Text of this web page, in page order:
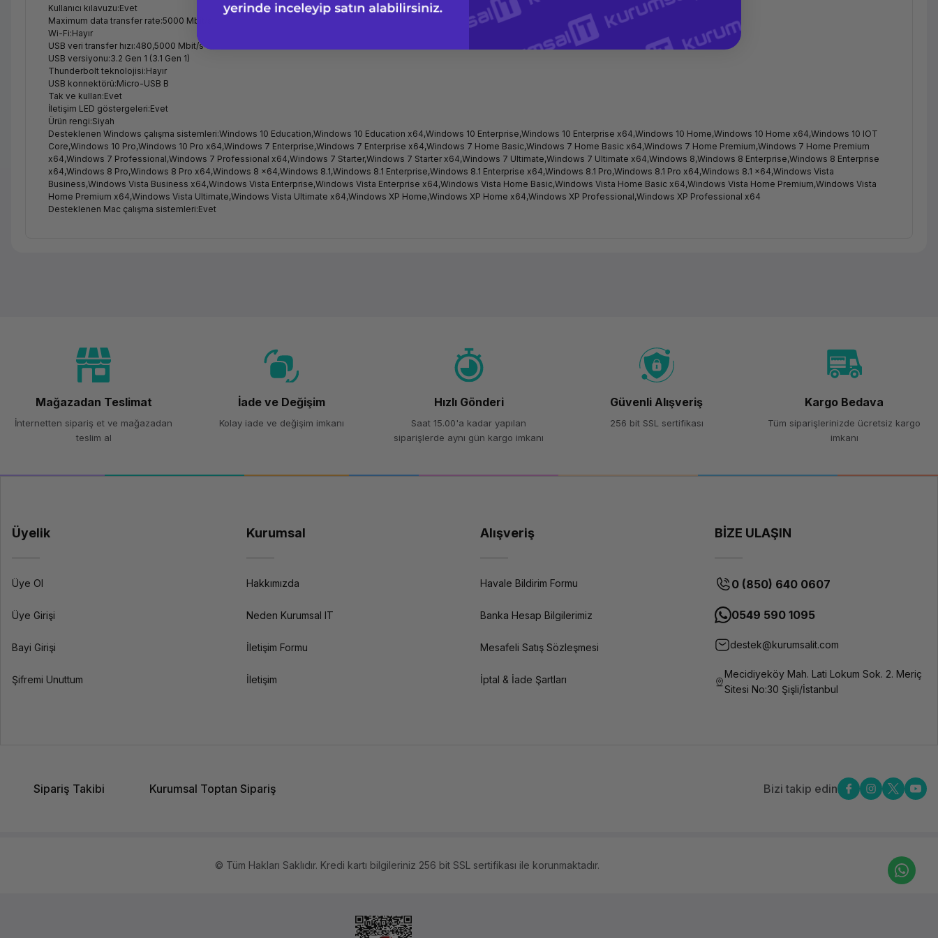
Kullanıcı kılavuzu:Evet
Maximum data transfer rate:5000 Mbit/s
Wi-Fi:Hayır
USB veri transfer hızı:480,5000 Mbit/s
USB versiyonu:3.2 Gen 1 (3.1 Gen 1)
Thunderbolt teknolojisi:Hayır
USB konnektörü:Micro-USB B
Tak ve kullan:Evet
İletişim LED göstergeleri:Evet
Ürün rengi:Siyah
Desteklenen Windows çalışma sistemleri:Windows 10 Education,Windows 10 Education x64,Windows 10 Enterprise,Windows 10 Enterprise x64,Windows 10 Home,Windows 10 Home x64,Windows 10 IOT
Core,Windows 10 Pro,Windows 10 Pro x64,Windows 7 Enterprise,Windows 7 Enterprise x64,Windows 7 Home Basic,Windows 7 Home Basic x64,Windows 7 Home Premium,Windows 7 Home Premium
x64,Windows 7 Professional,Windows 7 Professional x64,Windows 7 Starter,Windows 7 Starter x64,Windows 7 Ultimate,Windows 7 Ultimate x64,Windows 8,Windows 8 Enterprise,Windows 8 Enterprise
x64,Windows 8 Pro,Windows 8 Pro x64,Windows 8 x64,Windows 8.1,Windows 8.1 Enterprise,Windows 8.1 Enterprise x64,Windows 8.1 Pro,Windows 8.1 Pro x64,Windows 8.1 x64,Windows Vista
Business,Windows Vista Business x64,Windows Vista Enterprise,Windows Vista Enterprise x64,Windows Vista Home Basic,Windows Vista Home Basic x64,Windows Vista Home Premium,Windows Vista
Home Premium x64,Windows Vista Ultimate,Windows Vista Ultimate x64,Windows XP Home,Windows XP Home x64,Windows XP Professional,Windows XP Professional x64
Desteklenen Mac çalışma sistemleri:Evet
Mağazadan Teslimat
İnternetten sipariş et ve mağazadan
teslim al
İade ve Değişim
Kolay iade ve değişim imkanı
Hızlı Gönderi
Saat 15.00'a kadar yapılan
siparişlerde aynı gün kargo imkanı
Güvenli Alışveriş
256 bit SSL sertifikası
Kargo Bedava
Tüm siparişlerinizde ücretsiz kargo
imkanı
Üyelik
Üye Ol
Üye Girişi
Bayi Girişi
Şifremi Unuttum
Kurumsal
Hakkımızda
Neden Kurumsal IT
İletişim Formu
İletişim
Alışveriş
Havale Bildirim Formu
Banka Hesap Bilgilerimiz
Mesafeli Satış Sözleşmesi
İptal & İade Şartları
BİZE ULAŞIN
0 (850) 640 0607
0549 590 1095
destek@kurumsalit.com
Mecidiyeköy Mah. Lati Lokum Sok. 2. Meriç
Sitesi No:30 Şişli/İstanbul
Sipariş Takibi Kurumsal Toptan Sipariş Bizi takip edin
© Tüm Hakları Saklıdır. Kredi kartı bilgileriniz 256 bit SSL sertifikası ile korunmaktadır.